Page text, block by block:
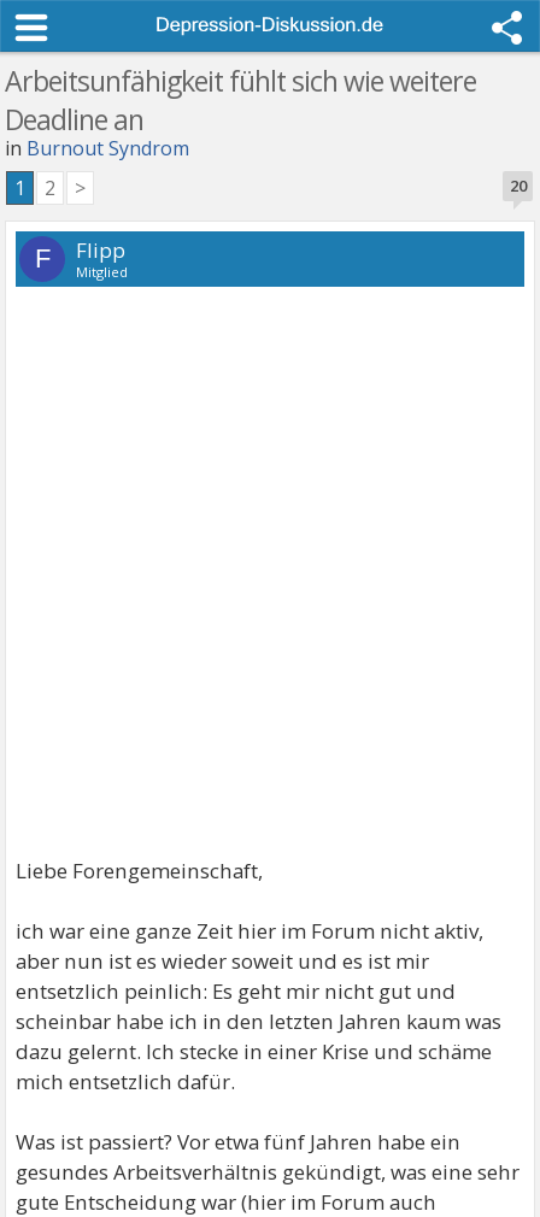
Arbeitsunfähigkeit fühlt sich wie weitere
Deadline an
in Burnout Syndrom
20
1 2 >
F Flipp
Mitglied
Liebe Forengemeinschaft,
ich war eine ganze Zeit hier im Forum nicht aktiv,
aber nun ist es wieder soweit und es ist mir
entsetzlich peinlich: Es geht mir nicht gut und
scheinbar habe ich in den letzten Jahren kaum was
dazu gelernt. Ich stecke in einer Krise und schäme
mich entsetzlich dafür.
Was ist passiert? Vor etwa fünf Jahren habe ein
gesundes Arbeitsverhältnis gekündigt, was eine sehr
gute Entscheidung war (hier im Forum auch